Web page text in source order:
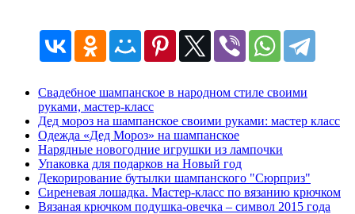
Свадебное шампанское в народном стиле своими
руками, мастер-класс
Дед мороз на шампанское своими руками: мастер класс
Одежда «Дед Мороз» на шампанское
Нарядные новогодние игрушки из лампочки
Упаковка для подарков на Новый год
Декорирование бутылки шампанского "Сюрприз"
Сиреневая лошадка. Мастер-класс по вязанию крючком
Вязаная крючком подушка-овечка – символ 2015 года